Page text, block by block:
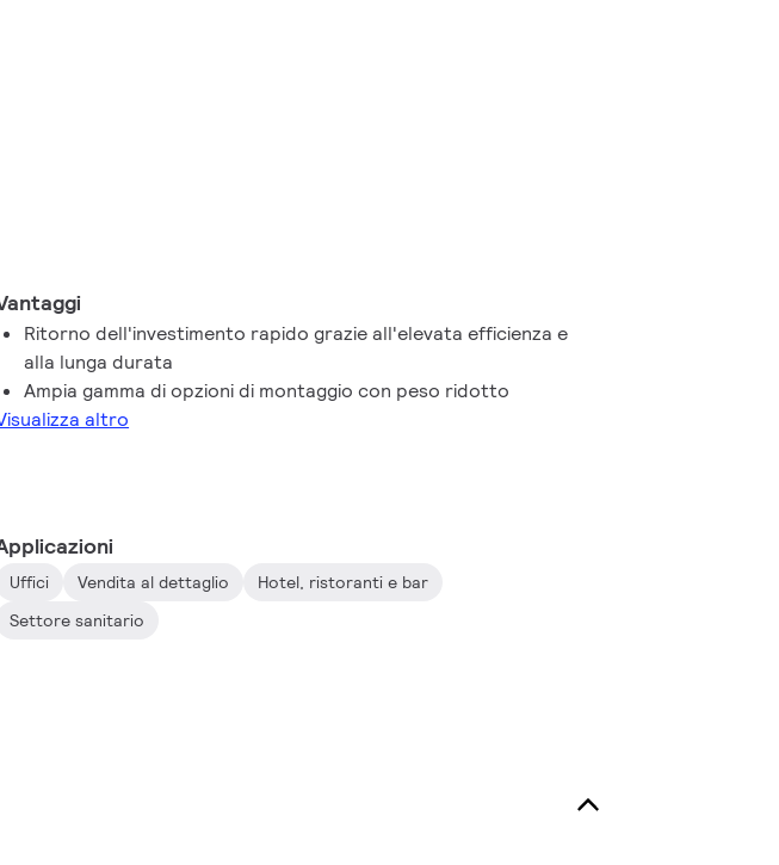
Ritorno dell'investimento rapido grazie all'elevata efficienza e
alla lunga durata
Ampia gamma di opzioni di montaggio con peso ridotto
altro
Uffici Vendita al dettaglio
Hotel, ristoranti e bar
Settore sanitario